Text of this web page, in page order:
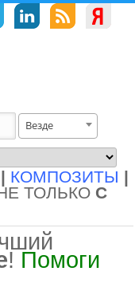
Везде
| КОМПОЗИТЫ |
ТОЛЬКО С
! Помоги